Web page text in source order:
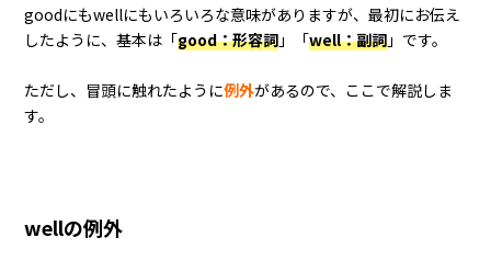
goodにもwellにもいろいろな意味がありますが、最初にお伝え
したように、基本は「good：形容詞 」「well：副詞 」です。
ただし、冒頭に触れたように例外があるので、ここで解説しま
す。
wellの例外